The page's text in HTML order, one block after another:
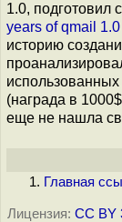
1.0, подготовил
years of qmail 1.0
историю
(награда в
еще не нашла
Главная
Лицензия: CC BY